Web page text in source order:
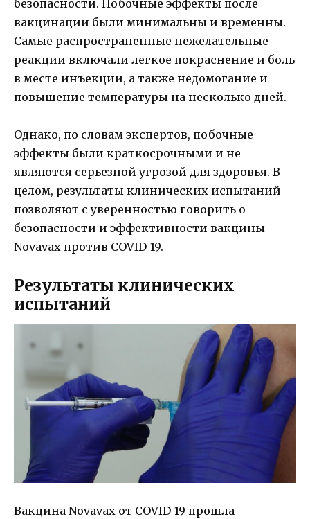
безопасности. Побочные эффекты после
вакцинации были минимальны и временны.
Самые распространенные нежелательные
реакции включали легкое покраснение и боль
в месте инъекции, а также недомогание и
повышение температуры на несколько дней.
Однако, по словам экспертов, побочные
эффекты были краткосрочными и не
являются серьезной угрозой для здоровья. В
целом, результаты клинических испытаний
позволяют с уверенностью говорить о
безопасности и эффективности вакцины
Novavax против COVID-19.
Результаты клинических
испытаний
Вакцина Novavax от COVID-19 прошла